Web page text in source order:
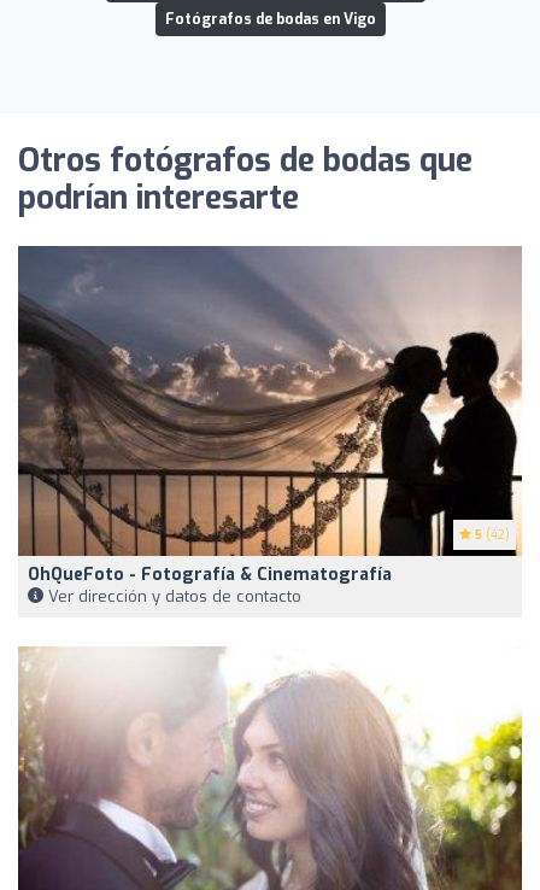
Fotógrafos de bodas en Vigo
Otros fotógrafos de bodas que
podrían interesarte
5 (42)
OhQueFoto - Fotografía & Cinematografía
Ver dirección y datos de contacto